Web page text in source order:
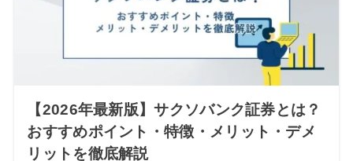
【2026年最新版】サクソバンク証券とは？
おすすめポイント・特徴・メリット・デメ
リットを徹底解説